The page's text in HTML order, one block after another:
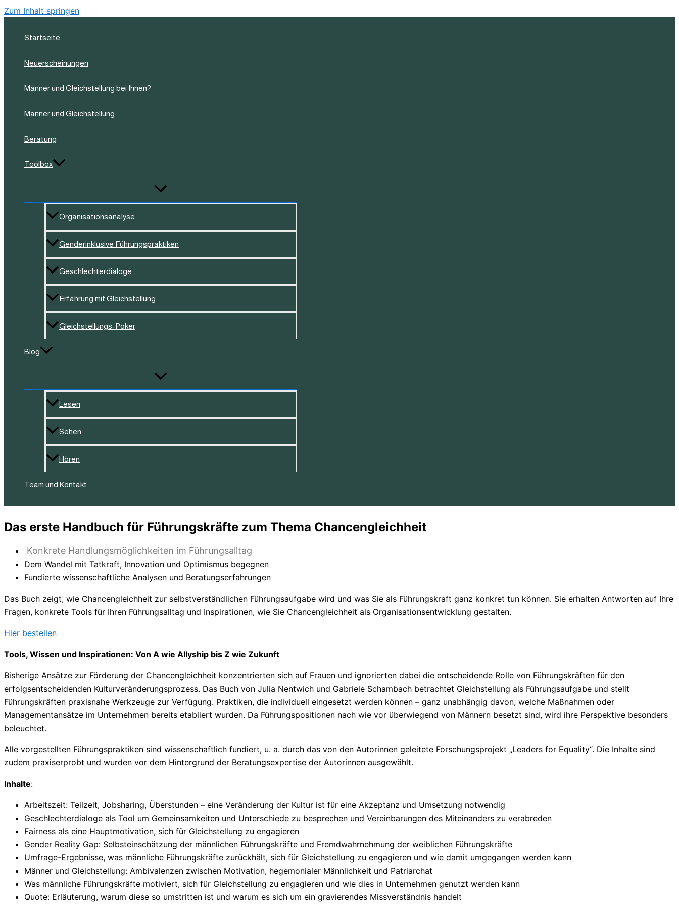
Zum Inhalt springen
Startseite
Neuerscheinungen
Männer und Gleichstellung bei Ihnen?
Männer und Gleichstellung
Beratung
Toolbox
Organisationsanalyse
Genderinklusive Führungspraktiken
Geschlechterdialoge
Erfahrung mit Gleichstellung
Gleichstellungs-Poker
Blog
Lesen
Sehen
Hören
Team und Kontakt
Das erste Handbuch für Führungskräfte zum Thema Chancengleichheit
Konkrete Handlungsmöglichkeiten im Führungsalltag
Dem Wandel mit Tatkraft, Innovation und Optimismus begegnen
Fundierte wissenschaftliche Analysen und Beratungserfahrungen
Das Buch zeigt, wie Chancengleichheit zur selbstverständlichen Führungsaufgabe wird und was Sie als Führungskraft ganz konkret tun können. Sie erhalten Antworten auf Ihre
Fragen, konkrete Tools für Ihren Führungsalltag und Inspirationen, wie Sie Chancengleichheit als Organisationsentwicklung gestalten.
Hier bestellen
Tools, Wissen und Inspirationen: Von A wie Allyship bis Z wie Zukunft
Bisherige Ansätze zur Förderung der Chancengleichheit konzentrierten sich auf Frauen und ignorierten dabei die entscheidende Rolle von Führungskräften für den
erfolgsentscheidenden Kulturveränderungsprozess. Das Buch von Julia Nentwich und Gabriele Schambach betrachtet Gleichstellung als Führungsaufgabe und stellt
Führungskräften praxisnahe Werkzeuge zur Verfügung. Praktiken, die individuell eingesetzt werden können – ganz unabhängig davon, welche Maßnahmen oder
Managementansätze im Unternehmen bereits etabliert wurden. Da Führungspositionen nach wie vor überwiegend von Männern besetzt sind, wird ihre Perspektive besonders
beleuchtet.
Alle vorgestellten Führungspraktiken sind wissenschaftlich fundiert, u. a. durch das von den Autorinnen geleitete Forschungsprojekt „Leaders for Equality“. Die Inhalte sind
zudem praxiserprobt und wurden vor dem Hintergrund der Beratungsexpertise der Autorinnen ausgewählt.
Inhalte:
Arbeitszeit: Teilzeit, Jobsharing, Überstunden – eine Veränderung der Kultur ist für eine Akzeptanz und Umsetzung notwendig
Geschlechterdialoge als Tool um Gemeinsamkeiten und Unterschiede zu besprechen und Vereinbarungen des Miteinanders zu verabreden
Fairness als eine Hauptmotivation, sich für Gleichstellung zu engagieren
Gender Reality Gap: Selbsteinschätzung der männlichen Führungskräfte und Fremdwahrnehmung der weiblichen Führungskräfte
Umfrage-Ergebnisse, was männliche Führungskräfte zurückhält, sich für Gleichstellung zu engagieren und wie damit umgegangen werden kann
Männer und Gleichstellung: Ambivalenzen zwischen Motivation, hegemonialer Männlichkeit und Patriarchat
Was männliche Führungskräfte motiviert, sich für Gleichstellung zu engagieren und wie dies in Unternehmen genutzt werden kann
Quote: Erläuterung, warum diese so umstritten ist und warum es sich um ein gravierendes Missverständnis handelt